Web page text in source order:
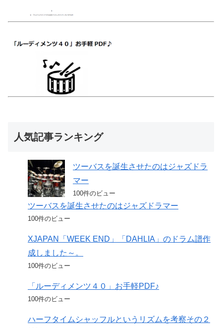
人気記事ランキング
ツーバスを誕生させたのはジャズドラ
マー
100件のビュー
ツーバスを誕生させたのはジャズドラマー
100件のビュー
XJAPAN「WEEK END」「DAHLIA」のドラム譜作
成しました～。
100件のビュー
「ルーディメンツ４０」お手軽PDF♪
100件のビュー
ハーフタイムシャッフルというリズムを考察その２